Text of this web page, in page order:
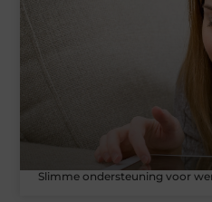
Slimme ondersteuning voor